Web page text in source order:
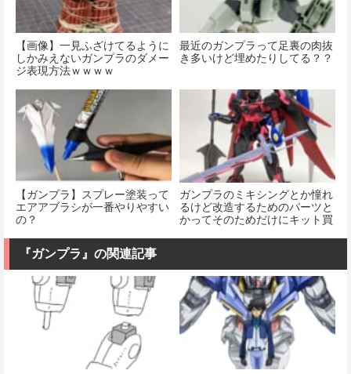
【画像】一見ふざけてるように
しかみえないガンプラのダメー
ジ表現方法ｗｗｗｗ
最近のガンプラって足裏の肉抜
き多いけど埋めたりしてる？？
【ガンプラ】スプレー塗装って
エアアブラシが一番やりやすい
の？
ガンプラのミキシングとか憧れ
るけど改造するためのパーツと
かってそのためだけにキット買
『ガンプラ』の関連記事